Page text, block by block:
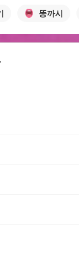
똥까시